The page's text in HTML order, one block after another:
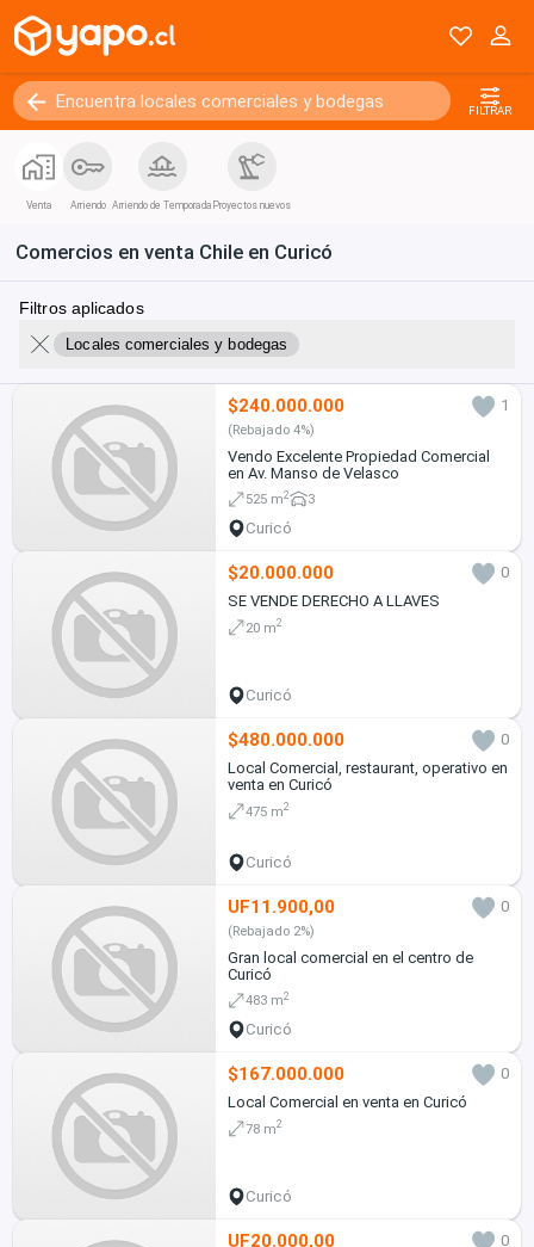
FILTRAR
Venta Arriendo Arriendo de Temporada Proyectos nuevos
Comercios en venta Chile en Curicó
Filtros aplicados
Locales comerciales y bodegas
$240.000.000 1
(Rebajado 4%)
Vendo Excelente Propiedad Comercial
en Av. Manso de Velasco
525 m2 3
Curicó
$20.000.000
0
SE VENDE DERECHO A LLAVES
20 m2
Curicó
$480.000.000
0
Local Comercial, restaurant, operativo en
venta en Curicó
475 m2
Curicó
UF11.900,00 0
(Rebajado 2%)
Gran local comercial en el centro de
Curicó
483 m2
Curicó
$167.000.000
0
Local Comercial en venta en Curicó
78 m2
Curicó
UF20.000,00
0